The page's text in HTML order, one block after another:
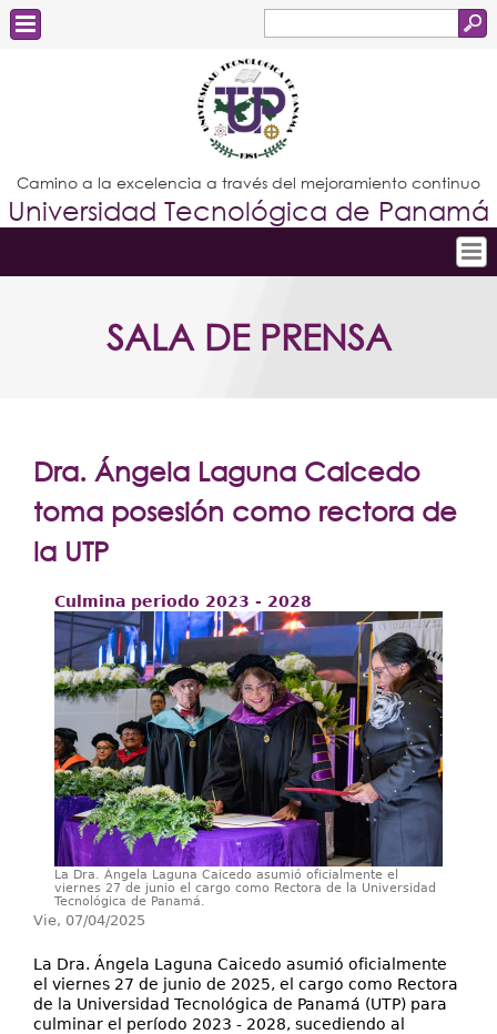
de
búsqueda
Estudiantes
Docentes
Administrativos
Graduados
Camino a la excelencia a través del mejoramiento continuo
Universidad Tecnológica de Panamá
Conoce la UTP
Servicios
Internacional
Transparencia
SALA DE PRENSA
Dra. Ángela Laguna Caicedo
toma posesión como rectora de
la UTP
Culmina periodo 2023 - 2028
La Dra. Ángela Laguna Caicedo asumió oficialmente el
viernes 27 de junio el cargo como Rectora de la Universidad
Tecnológica de Panamá.
Vie, 07/04/2025
La Dra. Ángela Laguna Caicedo asumió oficialmente
el viernes 27 de junio de 2025, el cargo como Rectora
de la Universidad Tecnológica de Panamá (UTP) para
culminar el período 2023 - 2028, sucediendo al